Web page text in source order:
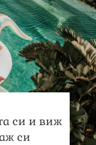
си и виж
си